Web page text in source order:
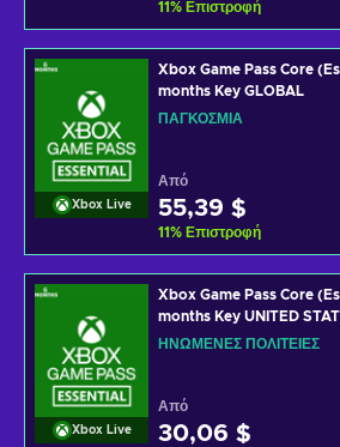
11% Επιστροφή
Xbox Live
Xbox Game Pass Core
months Key GLOBAL
ΠΑΓΚΌΣΜΙΑ
Από
55,39 $
11% Επιστροφή
Xbox Live
Xbox Game Pass Core
months Key UNITED
ΗΝΩΜΈΝΕΣ ΠΟΛΙΤΕΊΕΣ
Από
30,06 $